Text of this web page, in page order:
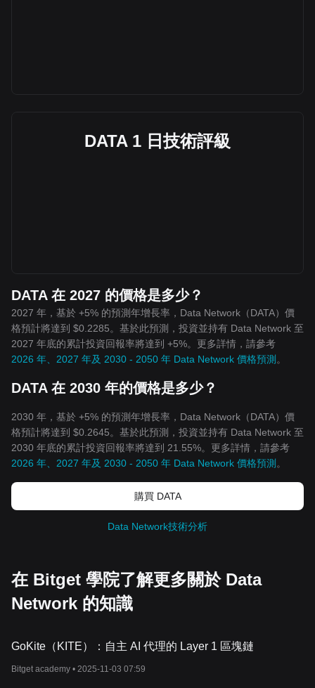
DATA 1 日技術評級
DATA 在 2027 的價格是多少？
2027 年，基於 +5% 的預測年增長率，Data Network（DATA）價
格預計將達到 $0.2285。基於此預測，投資並持有 Data Network 至
2027 年底的累計投資回報率將達到 +5%。更多詳情，請參考
2026 年、2027 年及 2030 - 2050 年 Data Network 價格預測 。
DATA 在 2030 年的價格是多少？
2030 年，基於 +5% 的預測年增長率，Data Network（DATA）價
格預計將達到 $0.2645。基於此預測，投資並持有 Data Network 至
2030 年底的累計投資回報率將達到 21.55%。更多詳情，請參考
2026 年、2027 年及 2030 - 2050 年 Data Network 價格預測 。
購買 DATA
Data Network技術分析
在 Bitget 學院了解更多關於 Data
Network 的知識
GoKite（KITE）：自主 AI 代理的 Layer 1 區塊鏈
Bitget academy • 2025-11-03 07:59